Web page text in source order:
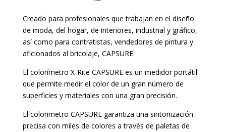
Creado para profesionales que trabajan en el diseño
de moda, del hogar, de interiores, industrial y gráfico,
así como para contratistas, vendedores de pintura y
aficionados al bricolaje, CAPSURE
El colorímetro X-Rite CAPSURE es un medidor portátil
que permite medir el color de un gran número de
superficies y materiales con una gran precisión.
El colorimetro CAPSURE garantiza una sintonización
precisa con miles de colores a través de paletas de